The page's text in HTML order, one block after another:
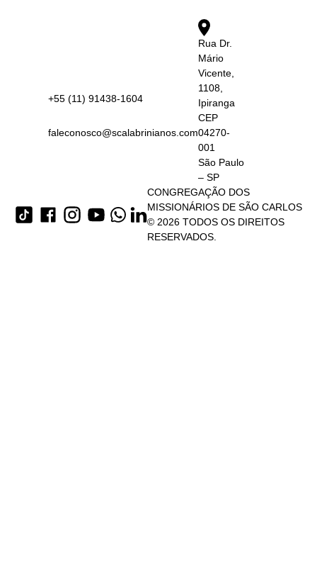
+55 (11) 91438-1604
faleconosco@scalabrinianos.com
Rua Dr.
Mário
Vicente,
1108,
Ipiranga
CEP
04270-
001
São Paulo
– SP
CONGREGAÇÃO DOS
MISSIONÁRIOS DE SÃO CARLOS
© 2026 TODOS OS DIREITOS
RESERVADOS.